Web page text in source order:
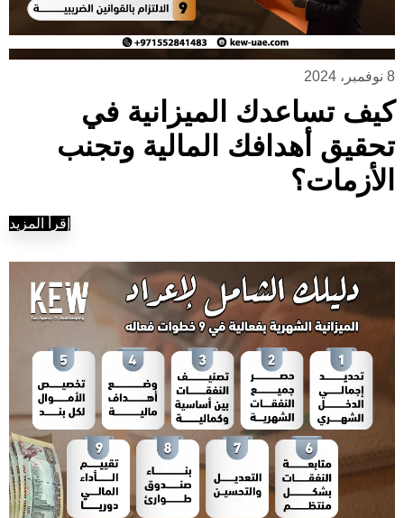
8 نوفمبر، 2024
كيف تساعدك الميزانية في
تحقيق أهدافك المالية وتجنب
الأزمات؟
إقرأ المزيد